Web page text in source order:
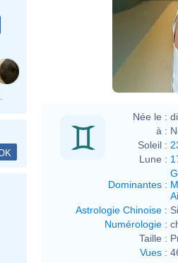
Née le :
à :
Soleil :
Lune :
Dominantes :
Astrologie Chinoise :
Numérologie :
Taille :
Vues :